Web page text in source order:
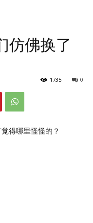
仿佛换了
0
1735
得哪里怪怪的？